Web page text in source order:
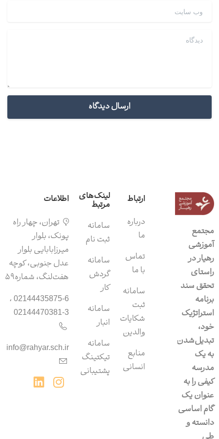
وب سایت
دیدگاه
مجتمع
آموزشی
رهیار در
راستای
تحقق سند
برنامه
استراتژیک
خود،
تبدیل‌شدن
به یک
مدرسه
کیفی را به
عنوان یک
گام اساسی
دانسته و
ارتباط
درباره
ما
تماس
با ما
سامانه
ثبت
شکایات
والدین
منابع
انسانی
لینک‌های
مرتبط
سامانه‌
ثبت نام
سامانه
گردش
کار
سامانه‌
انبار
سامانه‌
تیکتینگ
پشتیبانی
اطلاعات
تهران، چهار راه
پونک، بلوار
میرزابابایی بلوار
عدل جنوبی، کوچه
هفت‌لنگ، شماره۵۹
02144435875-6 ،
02144470381-3
info@rahyar.sch.ir